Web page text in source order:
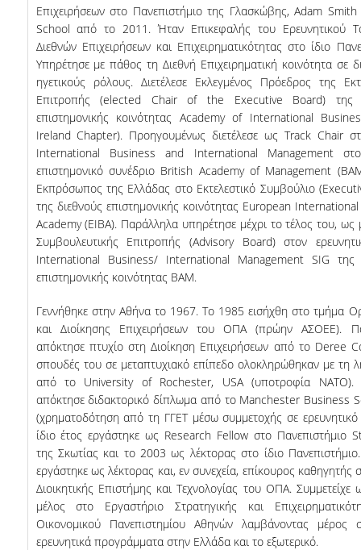
ΑΝΑΚΟΙΝΩΣΕΙΣ ΓΡΑΜΜΑΤΕΙΑΣ
ΠΡΟΚΗΡΥΞΕΙΣ
ΠΡΟΚΗΡΥΞΕΙΣ ΑΠΟΚΤΗΣΗΣ ΑΚΑΔΗΜΑΪΚΗΣ
ΕΜΠΕΙΡΙΑΣ
ΕΚΔΗΛΩΣΕΙΣ
ΕΠΙΚΟΙΝΩΝΙΑ
Επιχειρήσεων στο Πανεπιστήμιο της Γλασκώβης, Adam
School από το 2011. Ήταν Eπικεφαλής του Ερευνητικού
Διεθνών Επιχειρήσεων και Επιχειρηματικότητας στο ίδιο
Υπηρέτησε με πάθος τη Διεθνή Επιχειρηματική κοινότητα σε
ηγετικούς ρόλους. Διετέλεσε Εκλεγμένος Πρόεδρος της
Επιτροπής (elected Chair of the Executive Board) της
επιστημονικής κοινότητας Academy of International
Ireland Chapter). Προηγουμένως διετέλεσε ως Track Chair
International Business and International Management στο
επιστημονικό συνέδριο British Academy of Management
Εκπρόσωπος της Ελλάδας στο Εκτελεστικό Συμβούλιο
της διεθνούς επιστημονικής κοινότητας European
Academy (EIBA). Παράλληλα υπηρέτησε μέχρι το τέλος του, ως
Συμβουλευτικής Επιτροπής (Advisory Board) στον
International Business/ International Management SIG της
επιστημονικής κοινότητας BAM.
Γεννήθηκε στην Αθήνα το 1967. Το 1985 εισήχθη στο τμήμα
και Διοίκησης Επιχειρήσεων του ΟΠΑ (πρώην ΑΣΟΕΕ).
απόκτησε πτυχίο στη Διοίκηση Επιχειρήσεων από το Deree
σπουδές του σε μεταπτυχιακό επίπεδο ολοκληρώθηκαν με
από το University of Rochester, USA (υποτροφία
απόκτησε διδακτορικό δίπλωμα από το Manchester Business
(χρηματοδότηση από τη ΓΓΕΤ μέσω συμμετοχής σε
ίδιο έτος εργάστηκε ως Research Fellow στο Πανεπιστήμιο
της Σκωτίας και το 2003 ως λέκτορας στο ίδιο
εργάστηκε ως λέκτορας και, εν συνεχεία, επίκουρος καθηγητής
Διοικητικής Επιστήμης και Τεχνολογίας του ΟΠΑ. Συμμετείχε
μέλος στο Εργαστήριο Στρατηγικής και
Οικονομικού Πανεπιστημίου Αθηνών λαμβάνοντας μέρος
ερευνητικά προγράμματα στην Ελλάδα και το εξωτερικό.